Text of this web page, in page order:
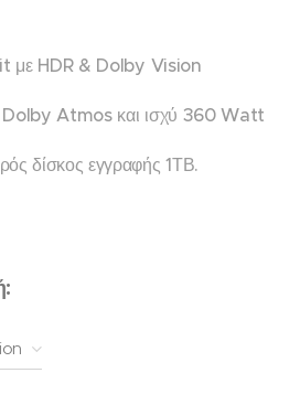
με HDR & Dolby Vision
Dolby Atmos και ισχύ 360 Watt
δίσκος εγγραφής 1ΤΒ.